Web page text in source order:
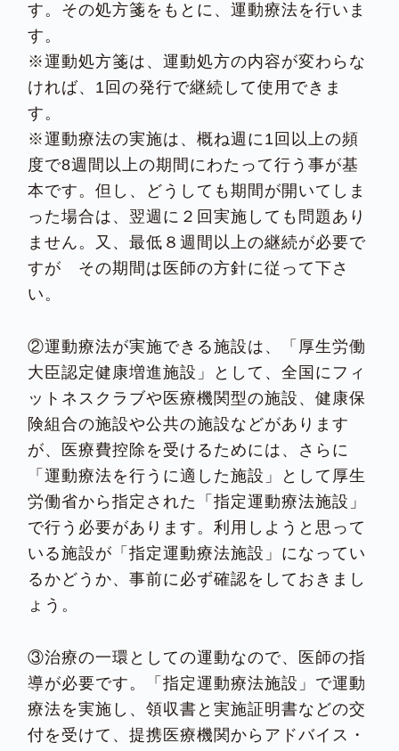
す。その処方箋をもとに、運動療法を行いま
す。
※運動処方箋は、運動処方の内容が変わらな
ければ、1回の発行で継続して使用できま
す。
※運動療法の実施は、概ね週に1回以上の頻
度で8週間以上の期間にわたって行う事が基
本です。但し、どうしても期間が開いてしま
った場合は、翌週に２回実施しても問題あり
ません。又、最低８週間以上の継続が必要で
すが その期間は医師の方針に従って下さ
い。
②運動療法が実施できる施設は、「厚生労働
大臣認定健康増進施設」として、全国にフィ
ットネスクラブや医療機関型の施設、健康保
険組合の施設や公共の施設などがあります
が、医療費控除を受けるためには、さらに
「運動療法を行うに適した施設」として厚生
労働省から指定された「指定運動療法施設」
で行う必要があります。利用しようと思って
いる施設が「指定運動療法施設」になってい
るかどうか、事前に必ず確認をしておきまし
ょう。
③治療の一環としての運動なので、医師の指
導が必要です。「指定運動療法施設」で運動
療法を実施し、領収書と実施証明書などの交
付を受けて、提携医療機関からアドバイス・